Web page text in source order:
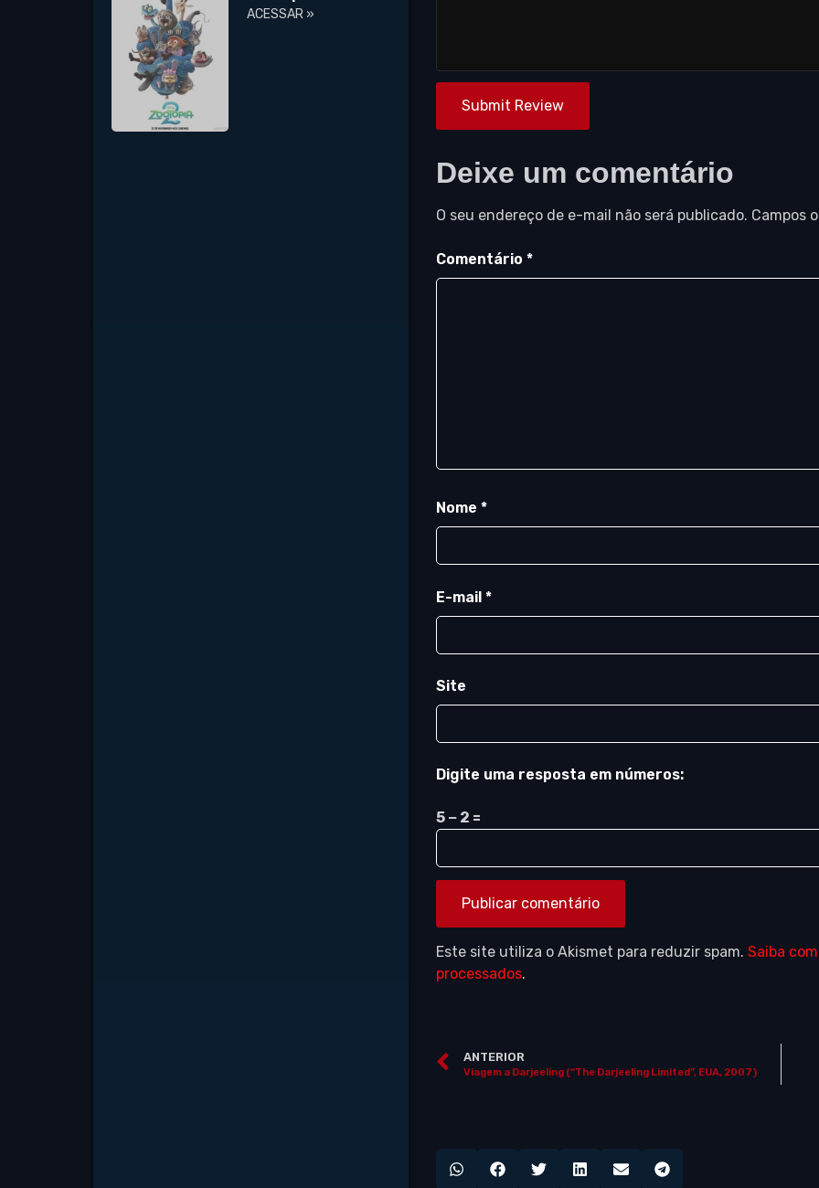
ACESSAR »
Submit Review
Deixe um comentário
O seu endereço de e-mail não será publicado. Campos
Comentário*
Nome*
E-mail*
Site
Digite uma resposta em números:
5 − 2 =
Este site utiliza o Akismet para reduzir spam.Saiba
processados.
ANTERIOR
Viagem a Darjeeling (“The Darjeeling Limited”, EUA, 2007)